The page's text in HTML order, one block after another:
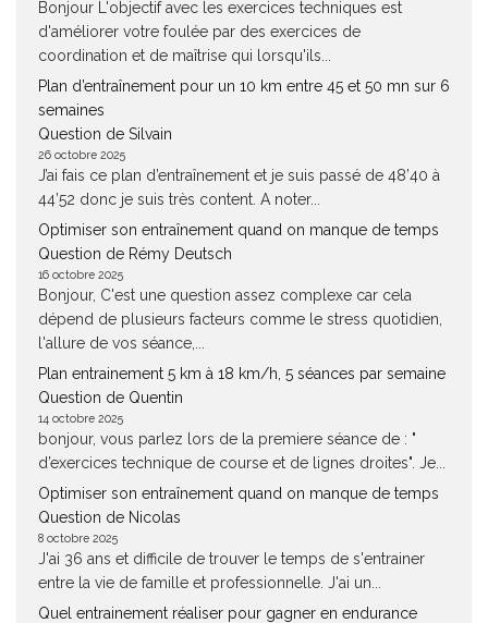
Bonjour L'objectif avec les exercices techniques est
d'améliorer votre foulée par des exercices de
coordination et de maîtrise qui lorsqu'ils...
Plan d’entraînement pour un 10 km entre 45 et 50 mn sur 6
semaines
Question de Silvain
26 octobre 2025
J’ai fais ce plan d’entraînement et je suis passé de 48’40 à
44’52 donc je suis très content. A noter...
Optimiser son entraînement quand on manque de temps
Question de Rémy Deutsch
16 octobre 2025
Bonjour, C'est une question assez complexe car cela
dépend de plusieurs facteurs comme le stress quotidien,
l'allure de vos séance,...
Plan entrainement 5 km à 18 km/h, 5 séances par semaine
Question de Quentin
14 octobre 2025
bonjour, vous parlez lors de la premiere séance de : "
d’exercices technique de course et de lignes droites". Je...
Optimiser son entraînement quand on manque de temps
Question de Nicolas
8 octobre 2025
J'ai 36 ans et difficile de trouver le temps de s'entrainer
entre la vie de famille et professionnelle. J'ai un...
Quel entrainement réaliser pour gagner en endurance